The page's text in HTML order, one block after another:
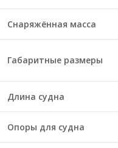
Снаряжённая масса
Габаритные размеры
Длина судна
Опоры для судна